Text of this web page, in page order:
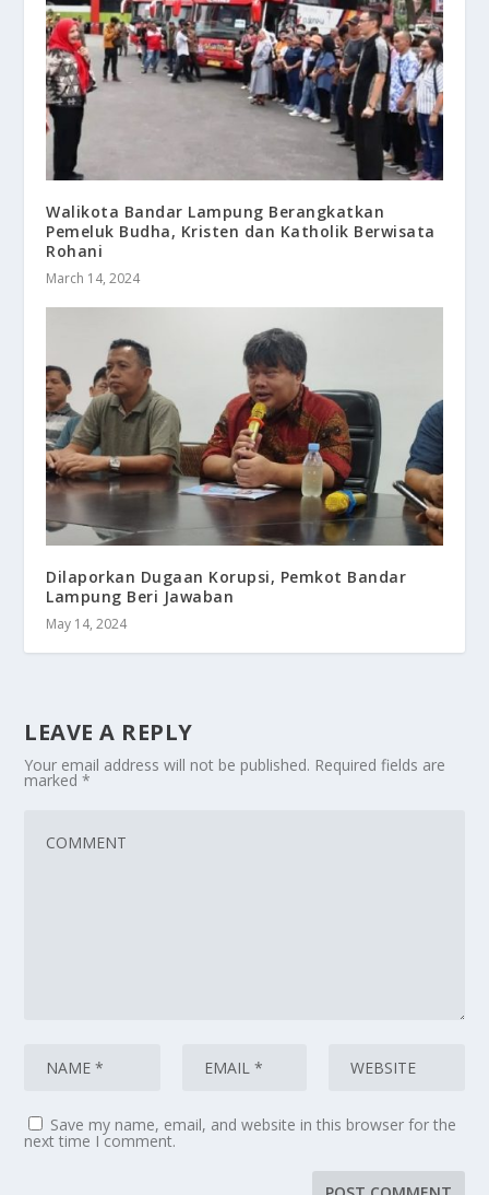
Walikota Bandar Lampung Berangkatkan
Pemeluk Budha, Kristen dan Katholik Berwisata
Rohani
March 14, 2024
Dilaporkan Dugaan Korupsi, Pemkot Bandar
Lampung Beri Jawaban
May 14, 2024
LEAVE A REPLY
Your email address will not be published. Required fields are
marked*
Save my name, email, and website in this browser for the
next time I comment.